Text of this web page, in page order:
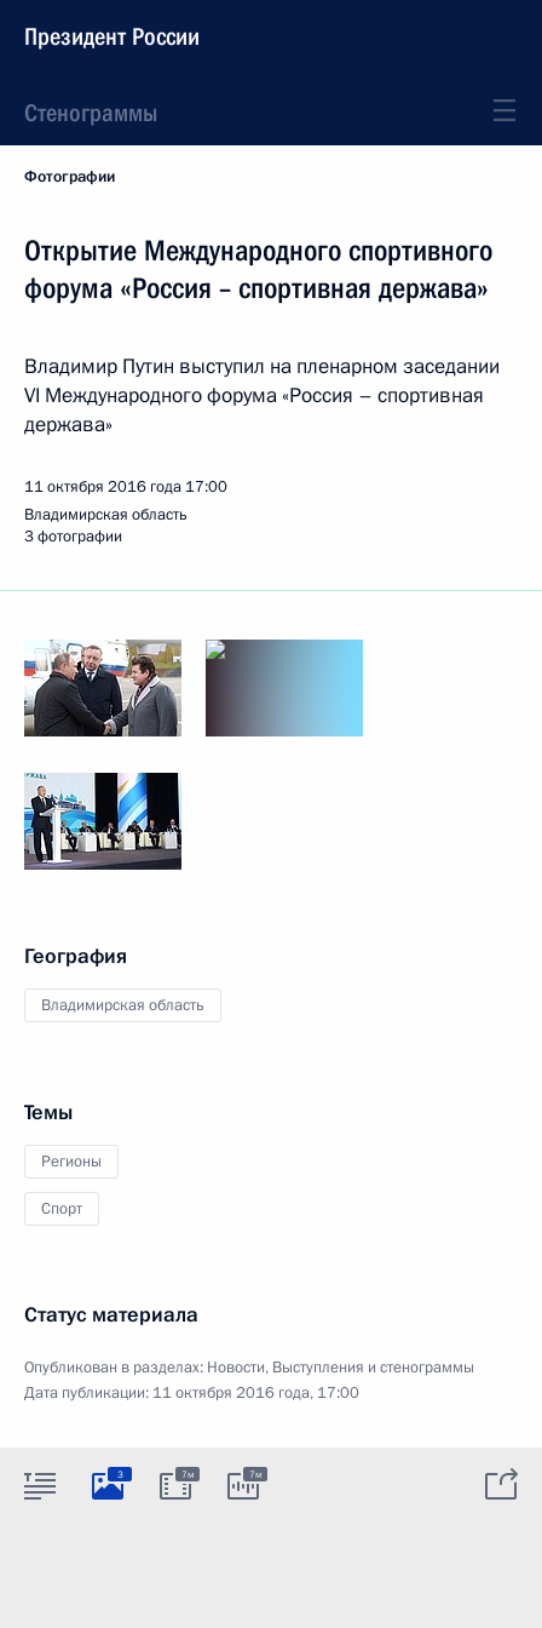
Президент России
Стенограммы
Фотографии
Открытие Международного спортивного
форума «Россия – спортивная держава»
Владимир Путин выступил на пленарном заседании
VI Международного форума «Россия – спортивная
держава»
11 октября 2016 года 17:00
Владимирская область
3 фотографии
География
Владимирская область
Темы
Регионы
Спорт
Статус материала
Опубликован в разделах: Новости, Выступления и стенограммы
Дата публикации: 11 октября 2016 года, 17:00
3 7м 7м